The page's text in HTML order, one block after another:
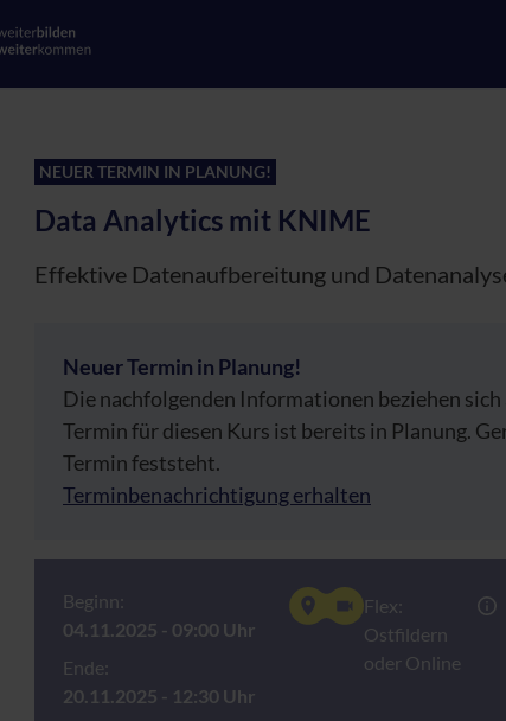
NEUER TERMIN IN PLANUNG!
Data Analytics mit KNIME
Effektive Datenaufbereitung und
Neuer Termin in Planung!
Die nachfolgenden Informationen beziehen
Termin für diesen Kurs ist bereits in Planung.
Termin feststeht.
Terminbenachrichtigung erhalten
Beginn:
04.11.2025 - 09:00 Uhr
Ende:
20.11.2025 - 12:30 Uhr
Flex:
Ostfildern
oder Online